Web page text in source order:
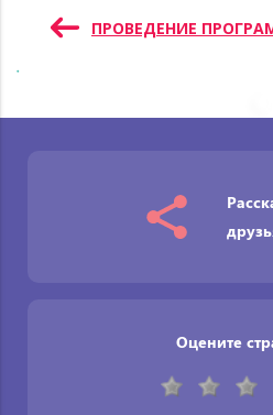
записямПРОВЕДЕНИЕ
Оцените